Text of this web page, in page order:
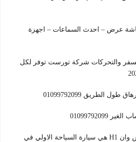
شاشة عرض – احدث السماعات – اجهزة
والتحركات شركة تورست توفر لكل
الطريق 01099792099
تعتبر السيارة هيونداي اتش وان H1 هي سيارة السياحة الاولي في